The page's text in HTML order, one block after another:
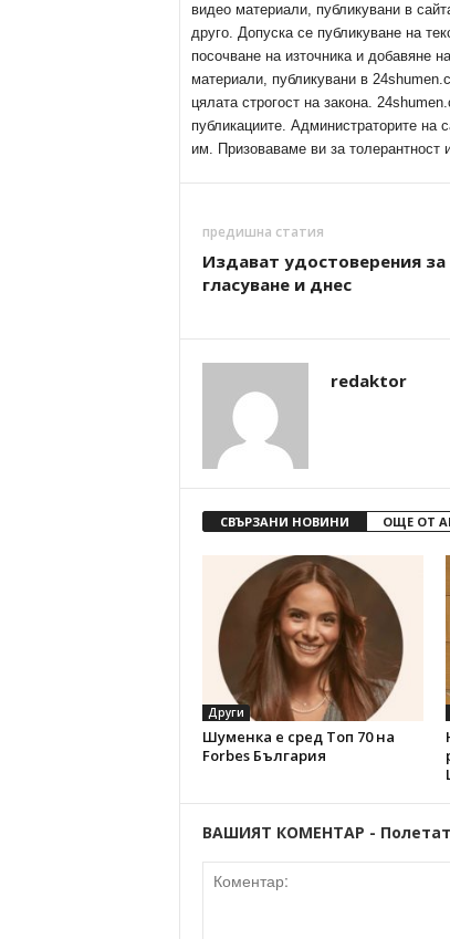
видео материали, публикувани в
друго. Допуска се публикуване на
посочване на източника и добавяне
материали, публикувани в
цялата строгост на закона.
публикациите. Администраторите на
им. Призоваваме ви за толерантност
предишна статия
Издават удостоверения за
гласуване и днес
redaktor
СВЪРЗАНИ НОВИНИ ОЩЕ ОТ
Други
Шуменка е сред Топ 70 на
Forbes България
ВАШИЯТ КОМЕНТАР -